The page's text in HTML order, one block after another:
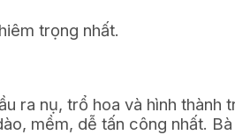
trọng nhất.
ra nụ, trổ hoa và hình thành
mềm, dễ tấn công nhất.